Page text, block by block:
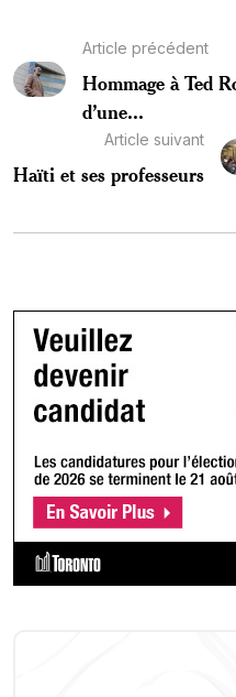
Article précédent
Hommage à Ted
d’une...
Article suivant
Haïti et ses professeurs